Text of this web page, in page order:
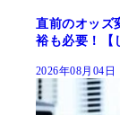
直前のオッズ
裕も必要！【
2026年08月04日